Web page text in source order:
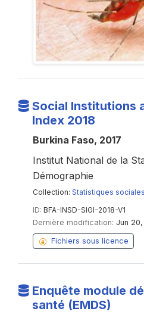
Social Institutions
Index 2018
Burkina Faso, 2017
Institut National de la
Démographie
Collection: Statistiques sociales
ID: BFA-INSD-SIGI-2018-V1
Dernière modification: Jun
Fichiers sous licence
Enquête module
santé (EMDS)